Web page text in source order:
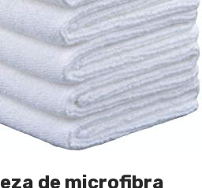
de microfibra